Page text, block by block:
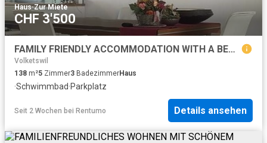
Haus·Zur Miete
CHF 3'500
FAMILY FRIENDLY ACCOMMODATION WITH A BEAUTIFUL GARDEN
Volketswil
138 m²5 Zimmer3 BadezimmerHaus
·Schwimmbad·Parkplatz
Seit 2 Wochen bei Rentumo Details ansehen